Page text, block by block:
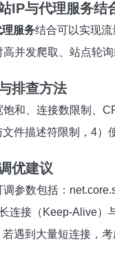
IP与代理服务结
理服务结合可以实现
并发爬取、站点轮
排查方法
和、连接数限制、
件描述符限制，4）
优建议
调参数包括：
连接（Keep-Alive
遇到大量短连接，